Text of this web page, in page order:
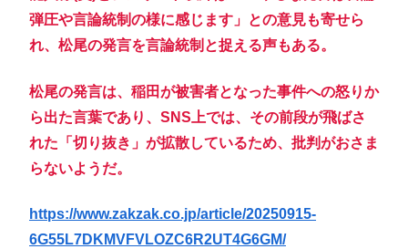
弾圧や言論統制の様に感じます」との意見も寄せら
れ、松尾の発言を言論統制と捉える声もある。
松尾の発言は、稲田が被害者となった事件への怒りか
ら出た言葉であり、SNS上では、その前段が飛ばさ
れた「切り抜き」が拡散しているため、批判がおさま
らないようだ。
https://www.zakzak.co.jp/article/20250915-
6G55L7DKMVFVLOZC6R2UT4G6GM/